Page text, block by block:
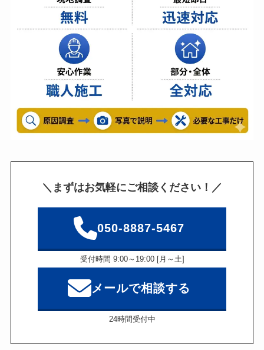
＼まずはお気軽にご相談ください！／
050-8887-5467
受付時間 9:00～19:00 [月～土]
メールで相談する
24時間受付中